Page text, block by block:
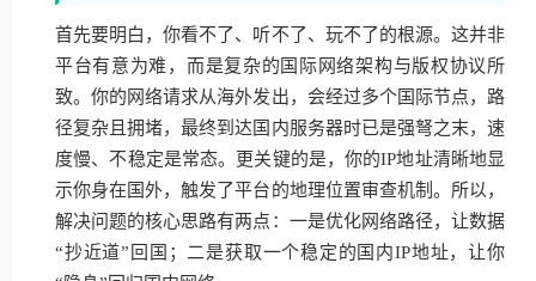
首先要明白，你看不了、听不了、玩不了的根源。这并非
平台有意为难，而是复杂的国际网络架构与版权协议所
致。你的网络请求从海外发出，会经过多个国际节点，路
径复杂且拥堵，最终到达国内服务器时已是强弩之末，速
度慢、不稳定是常态。更关键的是，你的IP地址清晰地显
示你身在国外，触发了平台的地理位置审查机制。所以，
解决问题的核心思路有两点：一是优化网络路径，让数据
“抄近道”回国；二是获取一个稳定的国内IP地址，让你